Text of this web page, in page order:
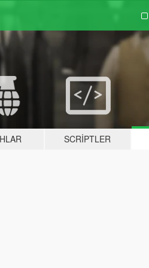
SCRIPTLER